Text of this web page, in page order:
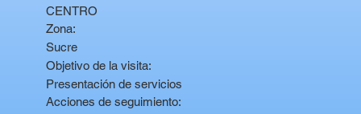
CENTRO
Zona:
Sucre
Objetivo de la visita:
Presentación de servicios
Acciones de seguimiento: